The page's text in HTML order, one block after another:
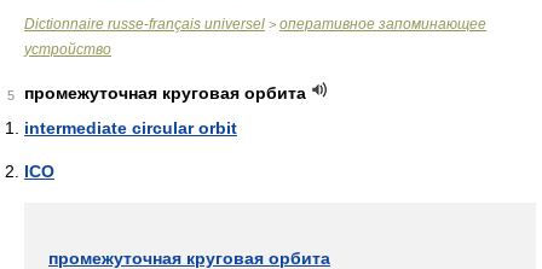
Dictionnaire russe-français universel > оперативное запоминающее
устройство
5
промежуточная круговая орбита
intermediate circular orbit
ICO
промежуточная круговая орбита